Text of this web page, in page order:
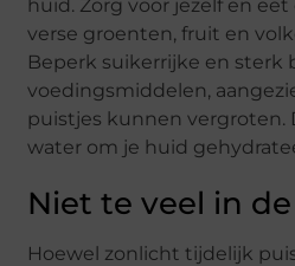
huid. Zorg voor jezelf en
verse groenten, fruit en
Beperk suikerrijke en sterk
voedingsmiddelen,
puistjes kunnen vergroten.
water om je huid
Niet te veel in
Hoewel zonlicht tijdelijk